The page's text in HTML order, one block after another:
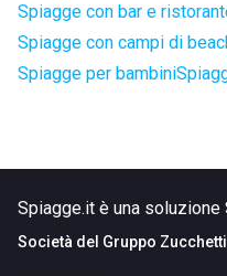
Spiagge con bar e
Spiagge con campi di
Spiagge per bambini
Spiagge.it è una soluzione
Società del Gruppo Zucchetti